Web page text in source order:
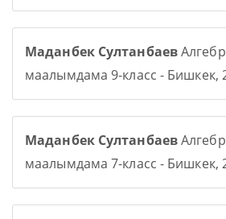
Маданбек Султанбаев
маалымдама 9-класс - Бишкек,
Маданбек Султанбаев
маалымдама 7-класс - Бишкек,